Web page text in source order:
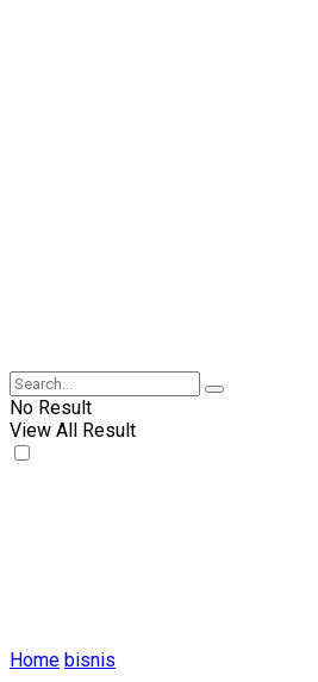
No Result
View All Result
Home bisnis